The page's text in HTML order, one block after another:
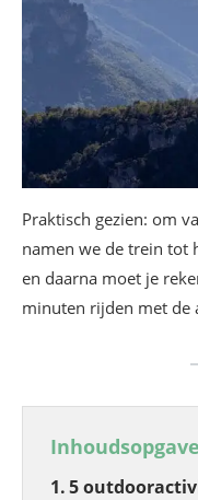
Praktisch gezien: om
namen we de trein tot
en daarna moet je
minuten rijden met de
Inhoudsopgave
5